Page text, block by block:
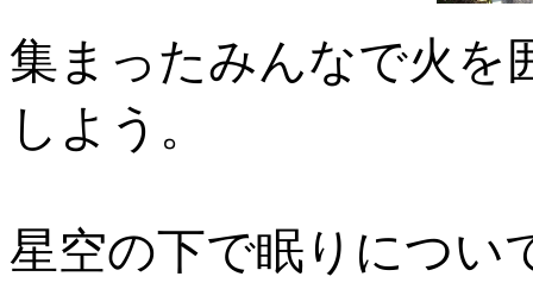
集まったみんなで火を
しよう。
星空の下で眠りについ